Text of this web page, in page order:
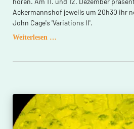
Ackermannshof jeweils um 20h30 ihr
John Cage's 'Variations II'.
Weiterlesen …